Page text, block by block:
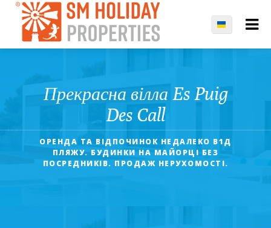
Прекрасна вілла Es Puig
Des Call
ОРЕНДА ТА ВІДПОЧИНОК НЕДАЛЕКО В1Д
ПЛЯЖУ. БУДИНКИ НА МАЙОРЦІ БЕЗ
ПОСРЕДНИКІВ. ПРОДАЖ НЕРУХОМОСТІ.